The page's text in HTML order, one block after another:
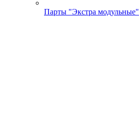
Парты "Экстра модульные"